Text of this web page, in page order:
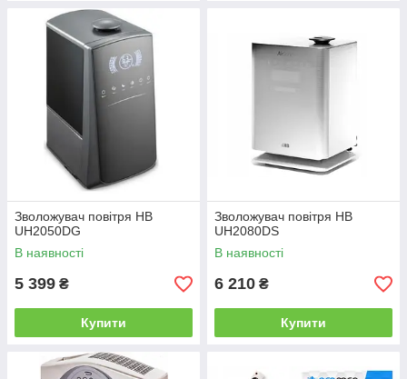
Зволожувач повітря HB
UH2050DG
В наявності
5 399 ₴
Купити
Зволожувач повітря HB
UH2080DS
В наявності
6 210 ₴
Купити